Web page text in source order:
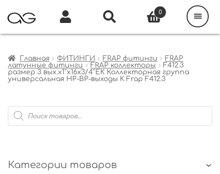
Главная ФИТИНГИ FRAP фитинги
FRAP
латунные фитинги
FRAP коллекторы
F412.3
размер 3 вых.x1″x16x3/4″EK Коллекторная группа
универсальная НР-ВР-выходы K Frap F412.3
Поиск
товаров
Категории товаров
0